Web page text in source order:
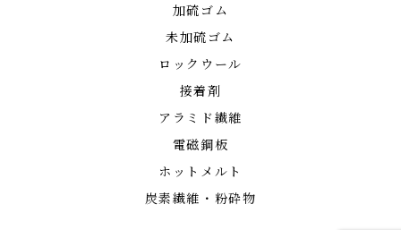
加硫ゴム
未加硫ゴム
ロックウール
接着剤
アラミド繊維
電磁鋼板
ホットメルト
炭素繊維・粉砕物